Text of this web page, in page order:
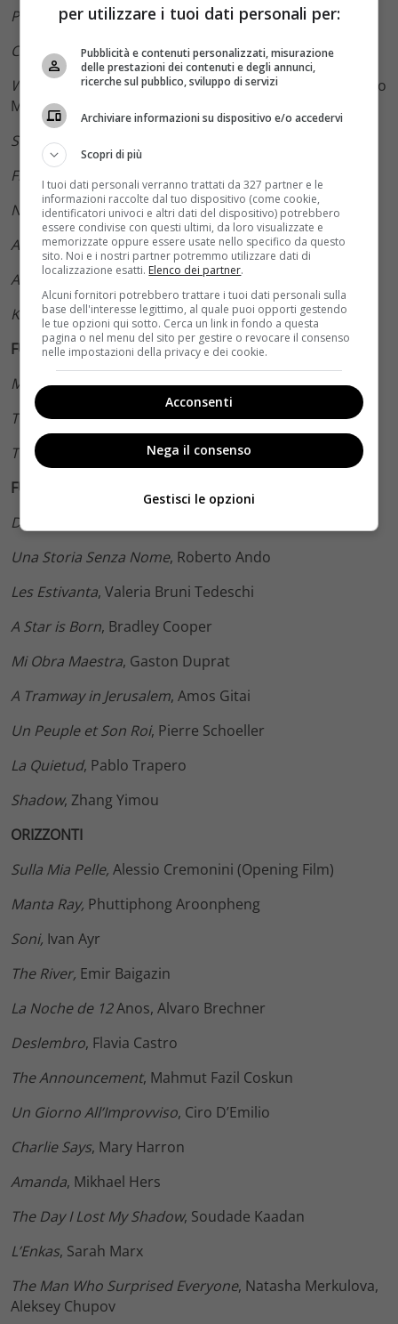
Peterloo, Mike Leigh
Capri-Revolution, Mario Martone
What You Gonna Do When the World’s On Fire?
Roberto
Minervini
Sunset, Laszlo Nemes
Freres Ennemis
, David Oelhoffen
Nuestro Tiempo, Carlos Reygadas
At Eternity’s Gate, Julian Schnabel
Acusada, Gonzalo Tobal
Killing, Shinya Tsukamoto
FUORI CONCORSO – EVENTI SPECIALI
My Brilliant Friend, Elena Ferrante
The Other Side of the Wind, Orson Welles
They’ll Love Me When I’m Dead, Morgan Neville
FUORI CONCORSO
Dragged Across Concrete
Una Storia Senza Nome, Roberto Ando
Les Estivanta, Valeria Bruni Tedeschi
A Star is Born, Bradley Cooper
Mi Obra Maestra, Gaston Duprat
A Tramway in Jerusalem, Amos Gitai
Un Peuple et Son Roi, Pierre Schoeller
La Quietud, Pablo Trapero
Shadow, Zhang Yimou
ORIZZONTI
Sulla Mia Pelle, Alessio Cremonini (Opening Film)
Manta Ray, Phuttiphong Aroonpheng
Soni, Ivan Ayr
The River, Emir Baigazin
La Noche de 12Anos, Alvaro Brechner
Deslembro, Flavia Castro
The Announcement, Mahmut Fazil Coskun
Un Giorno All’Improvviso, Ciro D’Emilio
Charlie Says, Mary Harron
Amanda, Mikhael Hers
The Day I Lost My Shadow, Soudade Kaadan
L’Enkas, Sarah Marx
The Man Who Surprised Everyone, Natasha Merkulova,
Aleksey Chupov
per utilizzare i tuoi dati personali per:
Pubblicità e contenuti personalizzati, misurazione
delle prestazioni dei contenuti e degli annunci,
ricerche sul pubblico, sviluppo di servizi
Archiviare informazioni su dispositivo e/o accedervi
Scopri di più
I tuoi dati personali verranno trattati da 327 partner e le
informazioni raccolte dal tuo dispositivo (come cookie,
identificatori univoci e altri dati del dispositivo) potrebbero
essere condivise con questi ultimi, da loro visualizzate e
memorizzate oppure essere usate nello specifico da questo
sito. Noi e i nostri partner potremmo utilizzare dati di
localizzazione esatti. Elenco dei partner.
Alcuni fornitori potrebbero trattare i tuoi dati personali sulla
base dell'interesse legittimo, al quale puoi opporti gestendo
le tue opzioni qui sotto. Cerca un link in fondo a questa
pagina o nel menu del sito per gestire o revocare il consenso
nelle impostazioni della privacy e dei cookie.
Acconsenti
Nega il consenso
Gestisci le opzioni